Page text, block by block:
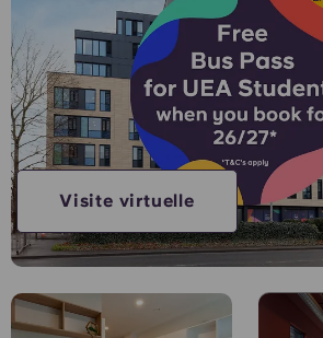
Compte
English (GB)
English (US)
Chinese
Sélectionnez un pays
Sélectionnez une ville
Choisissez une résidence
Réservez
Italian
Portuguese
Visite virtuelle